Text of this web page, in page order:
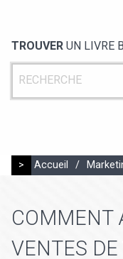
TROUVER UN LIVRE
> Accueil /
COMMENT
VENTES